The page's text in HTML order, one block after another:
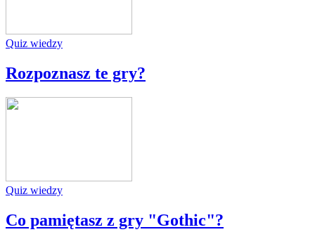
Quiz wiedzy
Rozpoznasz te gry?
Quiz wiedzy
Co pamiętasz z gry "Gothic"?